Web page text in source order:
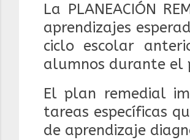
La PLANEACIÓN
aprendizajes
ciclo escolar
alumnos durante el
El plan remedial
tareas específicas
de aprendizaje